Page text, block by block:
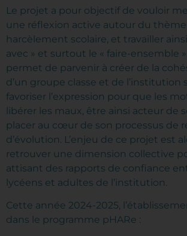
Le projet a pour objectif de vouloir
une réflexion active autour du
harcèlement scolaire, et travailler
avec » et surtout le « faire-ensemble
permet de parvenir à créer de la
d’un groupe classe et de l’institution
favoriser l’expression pour que les
libérer les maux, être ainsi acteur de
placer au cœur de son processus de
d’évolution. L’enjeu de ce projet est
retrouver une dimension collective
attisant des rapports de confiance
lycéens et adultes de l’institution.
Cette année 2024-2025,
dans le programme pHARe :